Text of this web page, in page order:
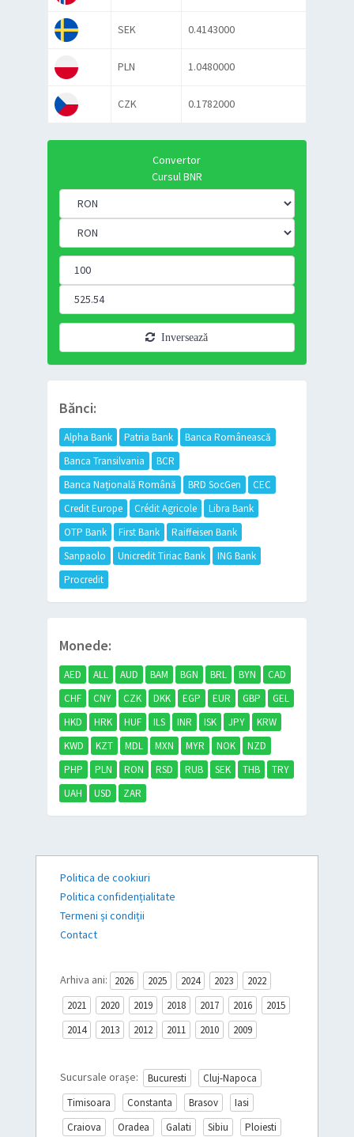
SEK 0.4143000
PLN 1.0480000
CZK 0.1782000
Convertor
Cursul BNR
Inversează
Bănci:
Alpha Bank Patria Bank
Banca Românească
Banca Transilvania
BCR
Banca Națională Română
BRD SocGen
CEC
Credit Europe
Crédit Agricole
Libra Bank
OTP Bank
First Bank
Raiffeisen Bank
Sanpaolo
Unicredit Tiriac Bank
ING Bank
Procredit
Monede:
AED ALL AUD BAM BGN BRL BYN
CAD
CHF
CNY CZK DKK EGP EUR GBP
GEL
HKD
HRK HUF ILS INR ISK JPY
KRW
KWD
KZT MDL MXN MYR NOK
NZD
PHP
PLN RON RSD RUB SEK THB
TRY
UAH
USD ZAR
Politica de cookiuri
Politica confidențialitate
Termeni și condiții
Contact
Arhiva ani: 2026 2025 2024 2023
2022
2021
2020 2019 2018 2017 2016
2015
2014
2013 2012 2011 2010 2009
Sucursale orașe: Bucuresti
Cluj-Napoca
Timisoara
Constanta Brasov
Iasi
Craiova
Oradea Galati Sibiu Ploiesti